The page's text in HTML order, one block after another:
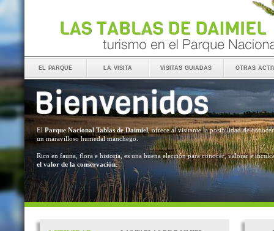
el parque la visita visitas guiadas otras
El Parque Nacional Tablas de Daimiel, ofrece al visitante la posibilidad de conocer
un maravilloso humedal manchego.
Rico en fauna, flora e historia, es una buena elección para conocer, valorar e
el valor de la conservación.